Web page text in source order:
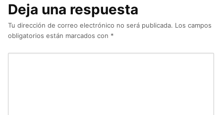
Deja una respuesta
Tu dirección de correo electrónico no será publicada. Los campos
obligatorios están marcados con *